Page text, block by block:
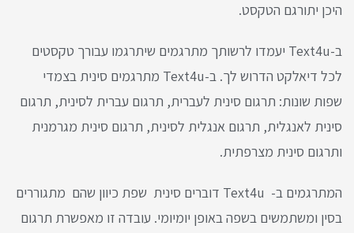
היכן יתורגם הטקסט.
ב-Text4u יעמדו לרשותך מתרגמים שיתרגמו עבורך טקסטים
לכל דיאלקט הדרוש לך. ב-Text4u מתרגמים סינית בצמדי
שפות שונות: תרגום סינית לעברית, תרגום עברית לסינית, תרגום
סינית לאנגלית, תרגום אנגלית לסינית, תרגום סינית מגרמנית
ותרגום סינית מצרפתית.
המתרגמים ב- Text4u דוברים סינית שפת כיוון שהם מתגוררים
בסין ומשתמשים בשפה באופן יומיומי. עובדה זו מאפשרת תרגום